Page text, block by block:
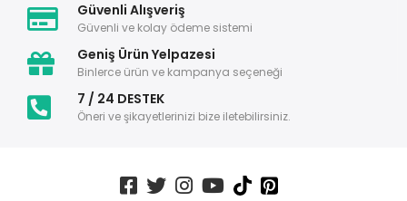
Güvenli Alışveriş
Güvenli ve kolay ödeme sistemi
Geniş Ürün Yelpazesi
Binlerce ürün ve kampanya seçeneği
7 / 24 DESTEK
Öneri ve şikayetlerinizi bize iletebilirsiniz.